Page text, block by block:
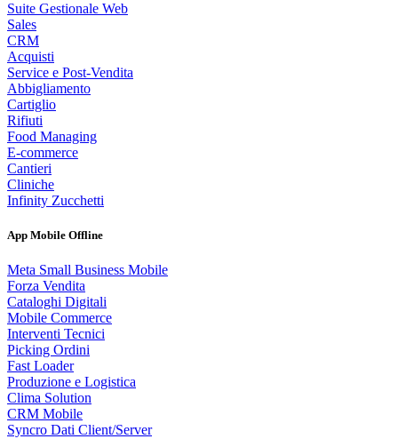
Suite Gestionale Web
Sales
CRM
Acquisti
Service e Post-Vendita
Abbigliamento
Cartiglio
Rifiuti
Food Managing
E-commerce
Cantieri
Cliniche
Infinity Zucchetti
App Mobile Offline
Meta Small Business Mobile
Forza Vendita
Cataloghi Digitali
Mobile Commerce
Interventi Tecnici
Picking Ordini
Fast Loader
Produzione e Logistica
Clima Solution
CRM Mobile
Syncro Dati Client/Server